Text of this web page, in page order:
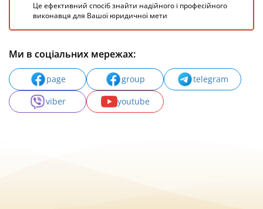
Це ефективний спосіб знайти надійного і професійного
виконавця для Вашої юридичної мети
Ми в соціальних мережах:
page group
telegram
viber
youtube